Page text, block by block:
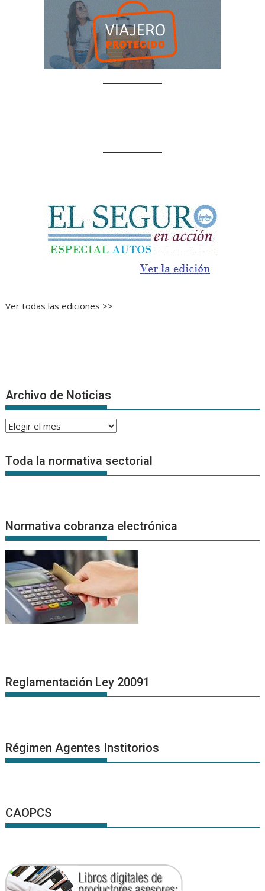
Ver todas las ediciones >>
Archivo de Noticias
Archivo
Noticias
Toda la normativa sectorial
Normativa cobranza electrónica
Reglamentación Ley 20091
Régimen Agentes Institorios
CAOPCS